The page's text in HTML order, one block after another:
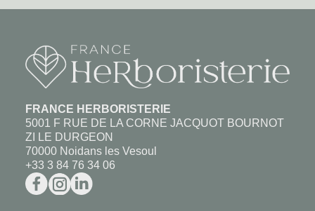
FRANCE HERBORISTERIE
5001 F RUE DE LA CORNE JACQUOT BOURNOT
ZI LE DURGEON
70000 Noidans les Vesoul
+33 3 84 76 34 06